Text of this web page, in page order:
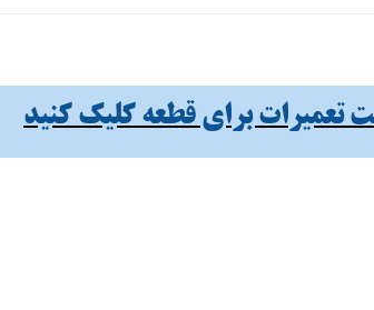
برای قطعه کلیک کنید​​​​​​​